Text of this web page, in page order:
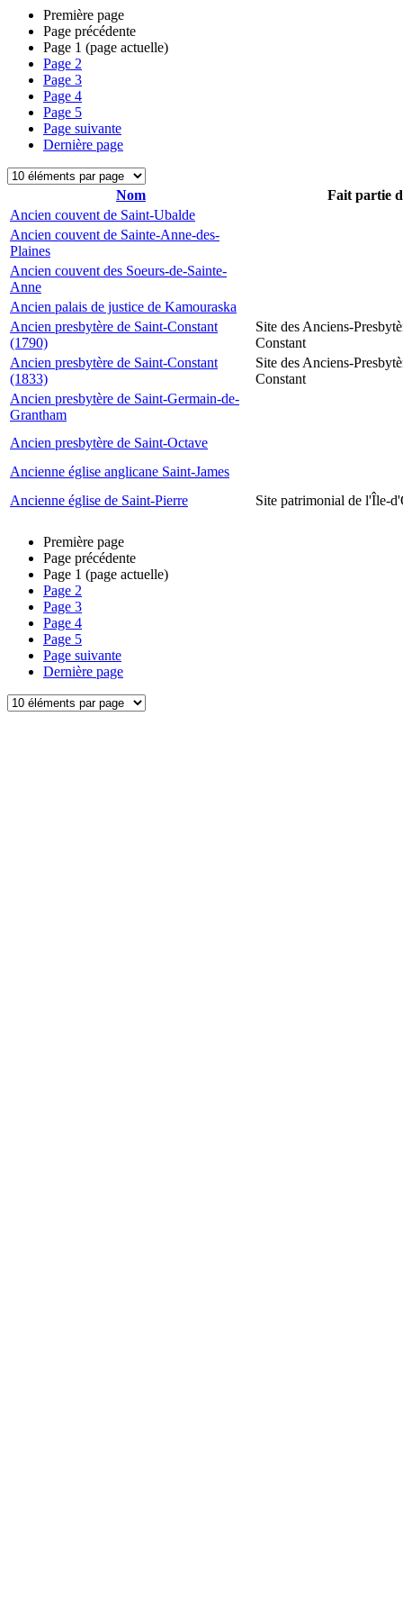
Première page
Page précédente
Page 1 (page actuelle)
Page 2
Page 3
Page 4
Page 5
Page suivante
Dernière page
Nom
Fait partie
Ancien couvent de Saint-Ubalde
Ancien couvent de Sainte-Anne-des-
Plaines
Ancien couvent des Soeurs-de-Sainte-
Anne
Ancien palais de justice de Kamouraska
Ancien presbytère de Saint-Constant
(1790)
Site des Anciens-
Constant
Ancien presbytère de Saint-Constant
(1833)
Site des Anciens-
Constant
Ancien presbytère de Saint-Germain-de-
Grantham
Ancien presbytère de Saint-Octave
Ancienne église anglicane Saint-James
Ancienne église de Saint-Pierre
Site patrimonial de l'Île-
Première page
Page précédente
Page 1 (page actuelle)
Page 2
Page 3
Page 4
Page 5
Page suivante
Dernière page